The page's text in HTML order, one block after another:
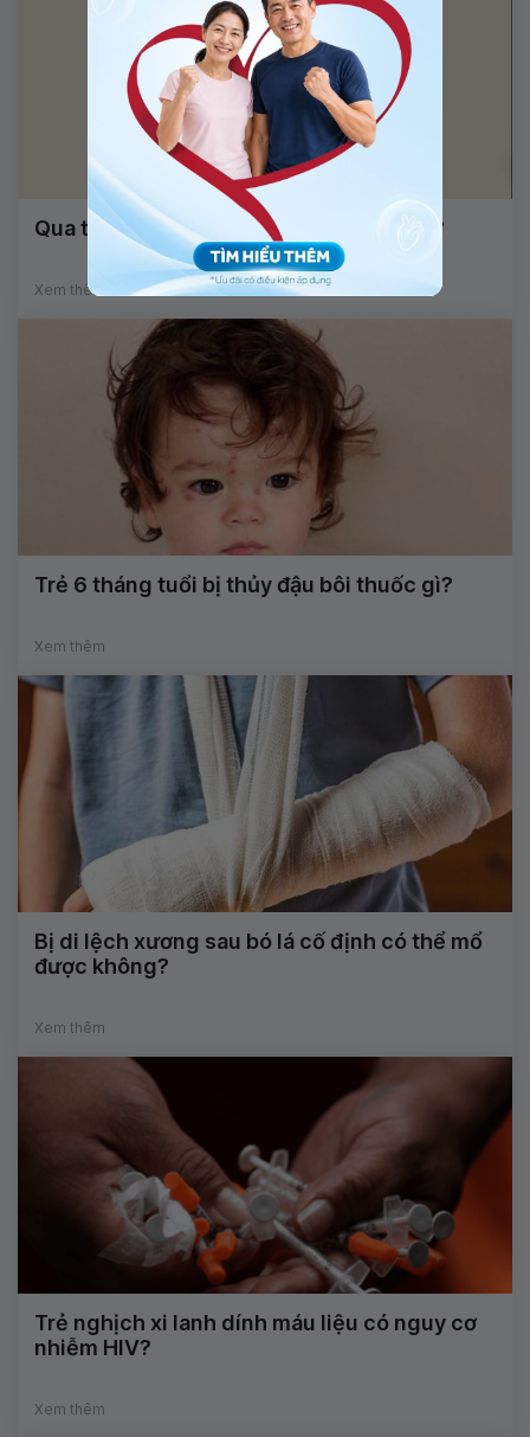
Qua tuổi dậy thì có cao lên được không?
Xem thêm
Trẻ 6 tháng tuổi bị thủy đậu bôi thuốc gì?
Xem thêm
Bị di lệch xương sau bó lá cố định có thể mổ
được không?
Xem thêm
Trẻ nghịch xi lanh dính máu liệu có nguy cơ
nhiễm HIV?
Xem thêm